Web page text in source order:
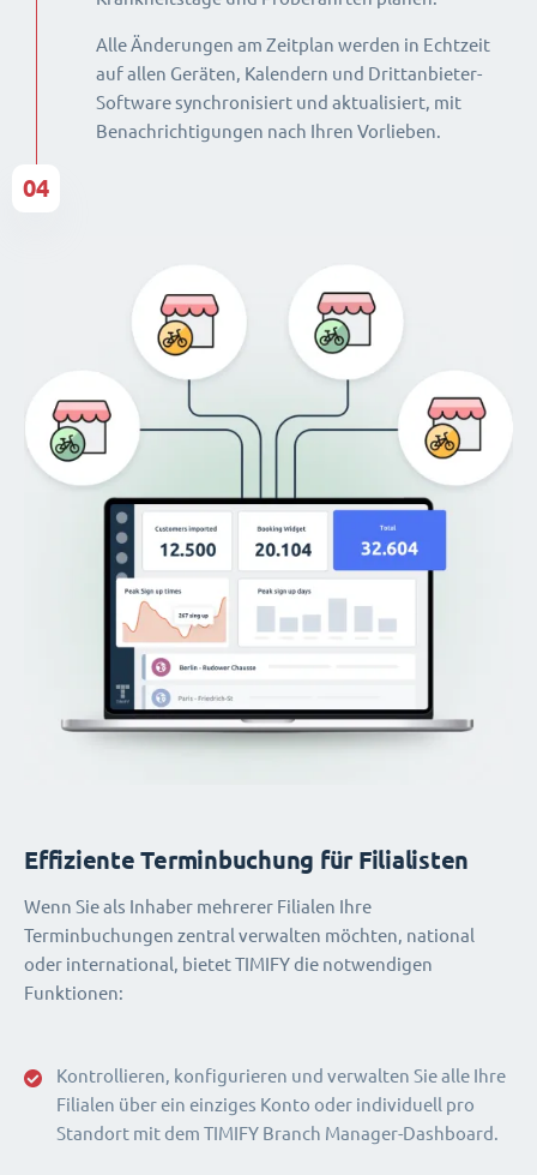
Alle Änderungen am Zeitplan werden in Echtzeit
auf allen Geräten, Kalendern und Drittanbieter-
Software synchronisiert und aktualisiert, mit
Benachrichtigungen nach Ihren Vorlieben.
Kontrollieren, konfigurieren und verwalten Sie alle Ihre
Filialen über ein einziges Konto oder individuell pro
Standort mit dem TIMIFY Branch Manager-Dashboard.
Effiziente Terminbuchung für Filialisten
Wenn Sie als Inhaber mehrerer Filialen Ihre
Terminbuchungen zentral verwalten möchten, national
oder international, bietet TIMIFY die notwendigen
Funktionen:
04